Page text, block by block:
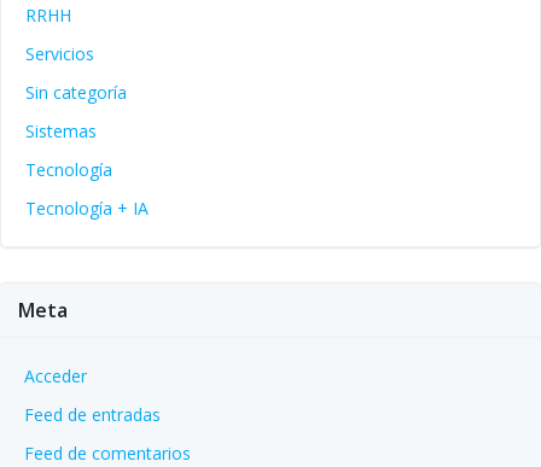
RRHH
Servicios
Sin categoría
Sistemas
Tecnología
Tecnología + IA
Meta
Acceder
Feed de entradas
Feed de comentarios